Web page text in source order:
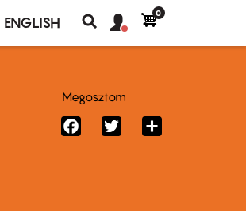
ENGLISH
Keresés
fiók
Felhasználói
0
Megosztom
FacebookTwitter